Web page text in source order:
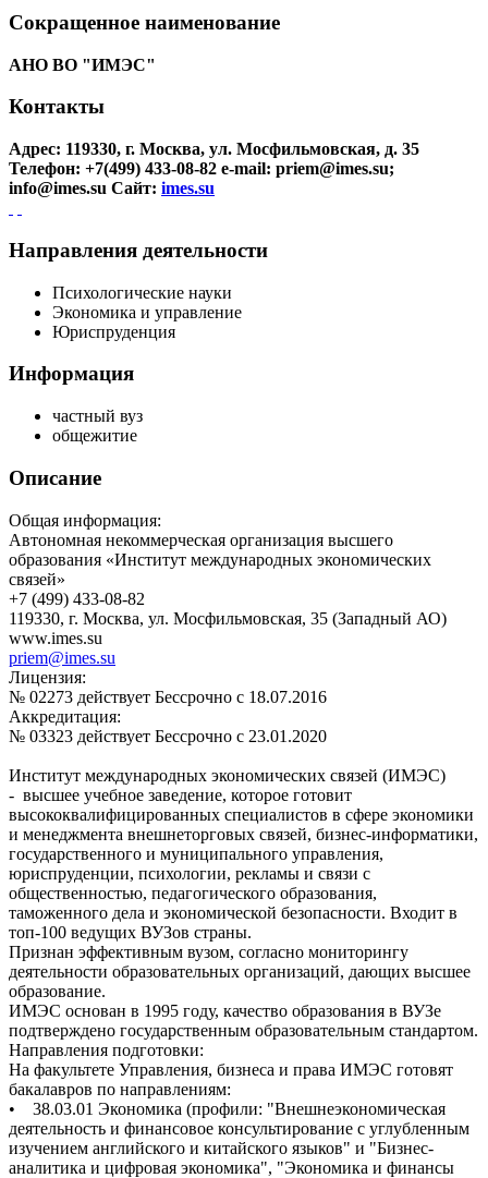
Сокращенное наименование
АНО ВО "ИМЭС"
Контакты
Адрес: 119330, г. Москва, ул. Мосфильмовская, д. 35
Телефон: +7(499) 433-08-82 e-mail: priem@imes.su;
info@imes.su Сайт: imes.su
Направления деятельности
Психологические науки
Экономика и управление
Юриспруденция
Информация
частный вуз
общежитие
Описание
Общая информация:
Автономная некоммерческая организация высшего
образования «Институт международных экономических
связей»
+7 (499) 433-08-82
119330, г. Москва, ул. Мосфильмовская, 35 (Западный АО)
www.imes.su
priem@imes.su
Лицензия:
№ 02273 действует Бессрочно с 18.07.2016
Аккредитация:
№ 03323 дейcтвует Бессрочно с 23.01.2020
Институт международных экономических связей (ИМЭС)
- высшее учебное заведение, которое готовит
высококвалифицированных специалистов в сфере экономики
и менеджмента внешнеторговых связей, бизнес-информатики,
государственного и муниципального управления,
юриспруденции, психологии, рекламы и связи с
общественностью, педагогического образования,
таможенного дела и экономической безопасности. Входит в
топ-100 ведущих ВУЗов страны.
Признан эффективным вузом, согласно мониторингу
деятельности образовательных организаций, дающих высшее
образование.
ИМЭС основан в 1995 году, качество образования в ВУЗе
подтверждено государственным образовательным стандартом.
Направления подготовки:
На факультете Управления, бизнеса и права ИМЭС готовят
бакалавров по направлениям:
• 38.03.01 Экономика (профили: "Внешнеэкономическая
деятельность и финансовое консультирование с углубленным
изучением английского и китайского языков" и "Бизнес-
аналитика и цифровая экономика", "Экономика и финансы